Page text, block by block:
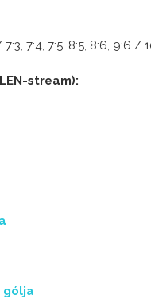
7:4, 7:5, 8:5, 8:6, 9:6 /
stream):
gólja